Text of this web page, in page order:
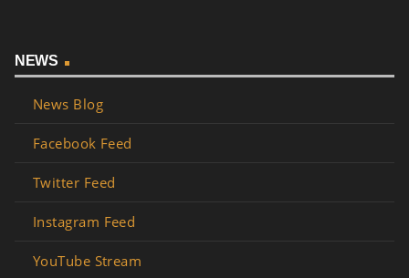
NEWS
News Blog
Facebook Feed
Twitter Feed
Instagram Feed
YouTube Stream